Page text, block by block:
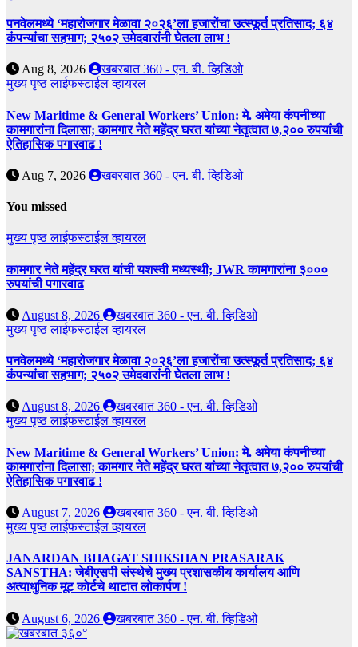
पनवेलमध्ये ‘महारोजगार मेळावा २०२६’ला हजारोंचा उत्स्फूर्त प्रतिसाद; ६४
कंपन्यांचा सहभाग; २५०२ उमेदवारांनी घेतला लाभ !
Aug 8, 2026
खबरबात 360 - एन. बी. व्हिडिओ
मुख्य पृष्ठलाईफस्टाईलव्हायरल
New Maritime & General Workers’ Union: मे. अमेया कंपनीच्या
कामगारांना दिलासा; कामगार नेते महेंद्र घरत यांच्या नेतृत्वात ७,२०० रुपयांची
ऐतिहासिक पगारवाढ !
Aug 7, 2026 खबरबात 360 - एन. बी. व्हिडिओ
You missed
मुख्य पृष्ठलाईफस्टाईलव्हायरल
कामगार नेते महेंद्र घरत यांची यशस्वी मध्यस्थी; JWR कामगारांना ३०००
रुपयांची पगारवाढ
August 8, 2026
खबरबात 360 - एन. बी. व्हिडिओ
मुख्य पृष्ठलाईफस्टाईलव्हायरल
पनवेलमध्ये ‘महारोजगार मेळावा २०२६’ला हजारोंचा उत्स्फूर्त प्रतिसाद; ६४
कंपन्यांचा सहभाग; २५०२ उमेदवारांनी घेतला लाभ !
August 8, 2026
खबरबात 360 - एन. बी. व्हिडिओ
मुख्य पृष्ठलाईफस्टाईलव्हायरल
New Maritime & General Workers’ Union: मे. अमेया कंपनीच्या
कामगारांना दिलासा; कामगार नेते महेंद्र घरत यांच्या नेतृत्वात ७,२०० रुपयांची
ऐतिहासिक पगारवाढ !
August 7, 2026
खबरबात 360 - एन. बी. व्हिडिओ
मुख्य पृष्ठलाईफस्टाईलव्हायरल
JANARDAN BHAGAT SHIKSHAN PRASARAK
SANSTHA: जेबीएसपी संस्थेचे मुख्य प्रशासकीय कार्यालय आणि
अत्याधुनिक मूट कोर्टचे थाटात लोकार्पण !
August 6, 2026 खबरबात 360 - एन. बी. व्हिडिओ